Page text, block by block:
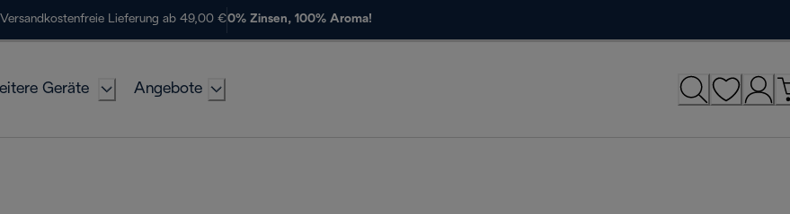
Versandkostenfreie Lieferung ab 49,00 €0% Zinsen, 100% Aroma!
Geräte Angebote